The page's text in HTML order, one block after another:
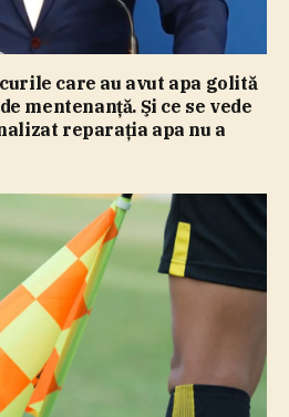
care au avut apa golită
mentenanţă. Şi ce se vede
reparaţia apa nu a